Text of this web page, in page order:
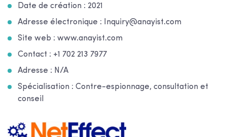
Date de création : 2021
Adresse électronique : Inquiry@anayist.com
Site web : www.anayist.com
Contact : +1 702 213 7977
Adresse : N/A
Spécialisation : Contre-espionnage, consultation et
conseil